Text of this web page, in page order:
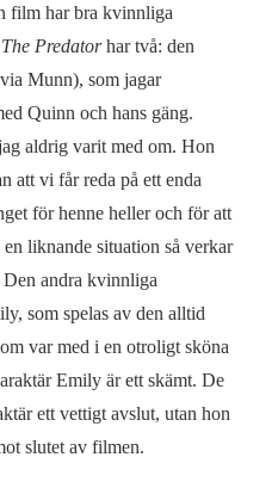
film har bra kvinnliga
The Predatorhar två: den
Munn), som jagar
Quinn och hans gäng.
aldrig varit med om. Hon
att vi får reda på ett enda
för henne heller och för att
liknande situation så verkar
andra kvinnliga
som spelas av den alltid
var med i en otroligt sköna
Emily är ett skämt. De
ett vettigt avslut, utan hon
slutet av filmen.